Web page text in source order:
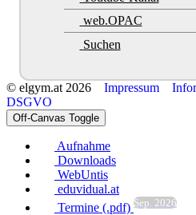
web.OPAC
Suchen
© elgym.at 2026 Impressum
DSGVO
Off-Canvas Toggle
Aufnahme
Downloads
WebUntis
eduvidual.at
Termine (.pdf) Sep. 2026